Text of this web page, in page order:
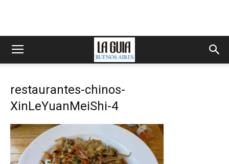
restaurantes-chinos-
XinLeYuanMeiShi-4